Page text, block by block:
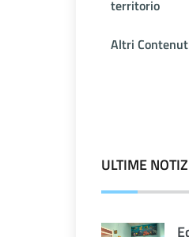
territorio
Altri
ULTIME